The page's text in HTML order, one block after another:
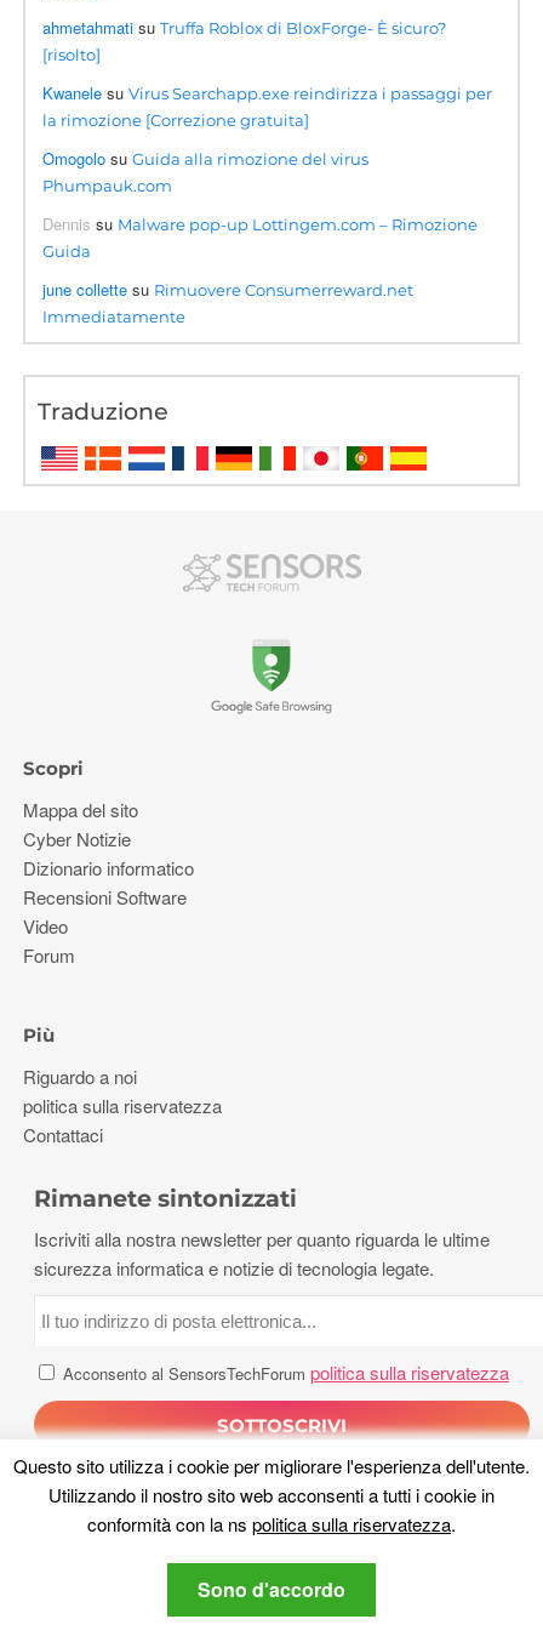
ahmetahmati suTruffa Roblox di BloxForge- È sicuro?
[risolto]
Kwanele suVirus Searchapp.exe reindirizza i passaggi per
la rimozione [Correzione gratuita]
Omogolo suGuida alla rimozione del virus
Phumpauk.com
Dennis su Malware pop-up Lottingem.com – Rimozione
Guida
june collette su Rimuovere Consumerreward.net
Immediatamente
Traduzione
Questo sito utilizza i cookie per migliorare l'esperienza dell'utente.
Utilizzando il nostro sito web acconsenti a tutti i cookie in
conformità con la ns politica sulla riservatezza.
Sono d'accordo
Scopri
Mappa del sito
Cyber ​​Notizie
Dizionario informatico
Recensioni Software
Video
Forum
Più
Riguardo a noi
politica sulla riservatezza
Contattaci
Rimanete sintonizzati
Iscriviti alla nostra newsletter per quanto riguarda le ultime
sicurezza informatica e notizie di tecnologia legate.
Acconsento al SensorsTechForum politica sulla riservatezza
Diritto d'autore 2026, Forum Sensori Tech. Tutti i diritti riservati.